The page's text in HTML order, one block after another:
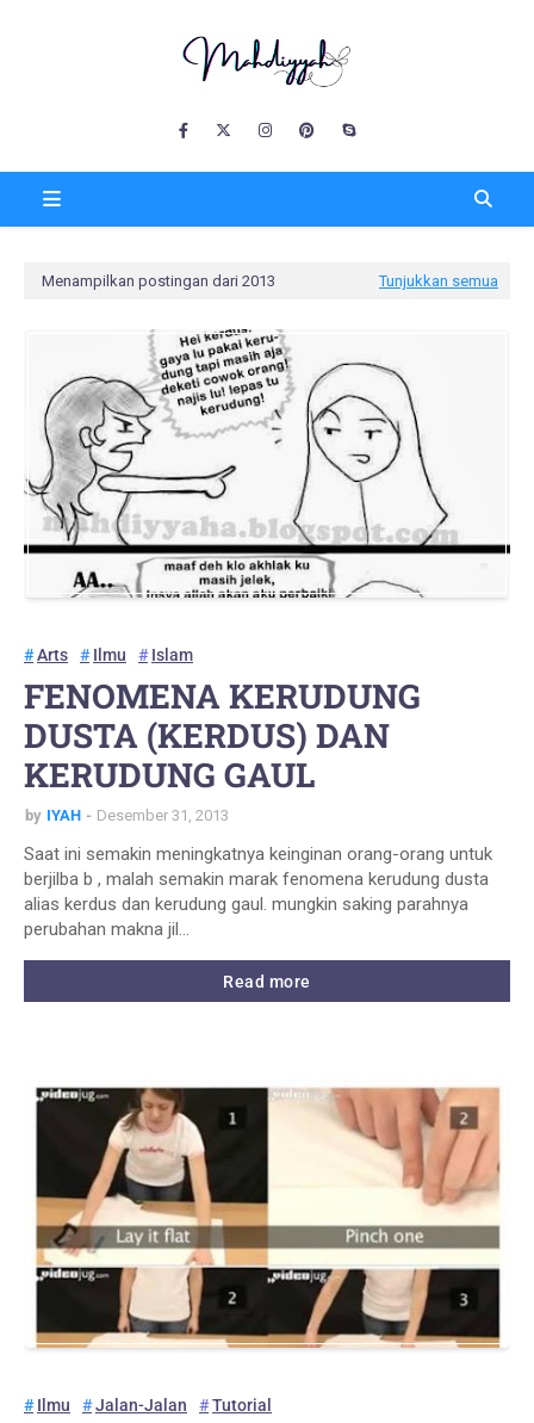
Menampilkan postingan dari 2013 Tunjukkan semua
Arts Ilmu Islam
FENOMENA KERUDUNG
DUSTA (KERDUS) DAN
KERUDUNG GAUL
by IYAH Desember 31, 2013
Saat ini semakin meningkatnya keinginan orang-orang untuk
berjilba b , malah semakin marak fenomena kerudung dusta
alias kerdus dan kerudung gaul. mungkin saking parahnya
perubahan makna jil…
Read more
Ilmu Jalan-Jalan Tutorial